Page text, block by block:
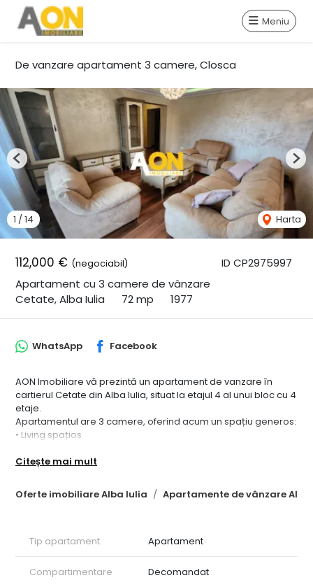
Meniu
De vanzare apartament 3 camere, Closca
ID CP2975997
112,000 € (negociabil)
Apartament cu 3 camere de vânzare
Cetate, Alba Iulia
72 mp 1977
1 /14 Harta
Previous
Oferte imobiliare Alba Iulia Apartamente de vânzare
WhatsApp Facebook
AON Imobiliare vă prezintă un apartament de vanzare în
cartierul Cetate din Alba Iulia, situat la etajul 4 al unui bloc cu 4
etaje.
Apartamentul are 3 camere, oferind acum un spațiu generos:
• Living spațios
• 2 bai
• Bucătărie separata
• Hol
Suprafața utilă este de 72 mp, la care se adaugă suprafața
exact cum se observă în fotografii.
Pretul este usor negociabil.
Citește mai mult
Tip apartament Apartament
Compartimentare Decomandat